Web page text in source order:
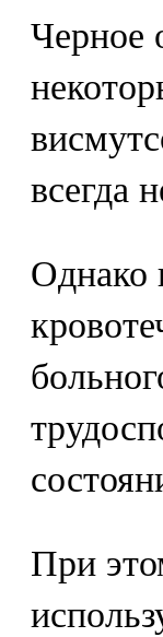
Черное
всегда
Однако
При